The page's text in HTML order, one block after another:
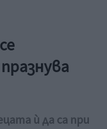
ѝ да са при